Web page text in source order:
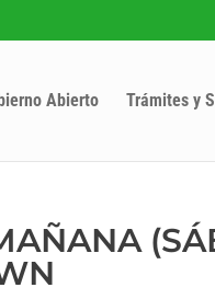
Abierto Trámites y